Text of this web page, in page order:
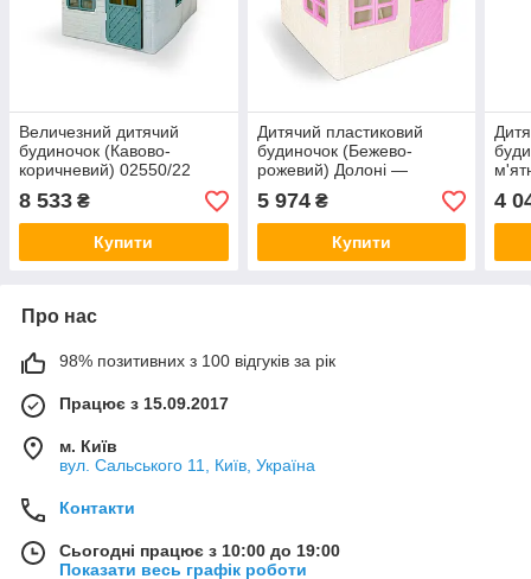
Величезний дитячий
будиночок (Кавово-
коричневий) 02550/22
8 533 ₴
Купити
Дитячий пластиковий
будиночок (Бежево-
рожевий) Долоні —
02550/4
5 974₴
Купити
4
Про нас
98% позитивних з 100 відгуків за рік
Працює з 15.09.2017
м. Київ
вул. Сальського 11, Київ, Україна
Контакти
Сьогодні працює з 10:00 до 19:00
Показати весь графік роботи